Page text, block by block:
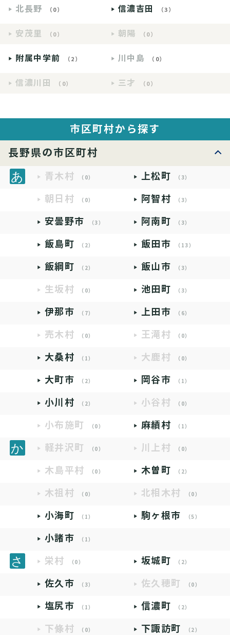
北長野 （0） 信濃吉田 （3）
安茂里 （0） 朝陽 （0）
附属中学前 （2） 川中島 （0）
信濃川田 （0） 三才 （0）
市区町村から探す
長野県の市区町村
青木村 （0） 上松町 （3）
朝日村 （0） 阿智村 （3）
安曇野市 （3） 阿南町 （3）
飯島町 （2） 飯田市 （13）
飯綱町 （2） 飯山市 （3）
生坂村 （0） 池田町 （3）
伊那市 （7） 上田市 （6）
売木村 （0） 王滝村 （0）
大桑村 （1） 大鹿村 （0）
大町市 （2） 岡谷市 （1）
小川村 （2） 小谷村 （0）
小布施町 （0） 麻績村 （1）
軽井沢町 （0） 川上村 （0）
木島平村 （0） 木曽町 （2）
木祖村 （0） 北相木村 （0）
小海町 （1） 駒ヶ根市 （5）
小諸市 （1）
栄村 （0） 坂城町 （2）
佐久市 （3） 佐久穂町 （0）
塩尻市 （1） 信濃町 （2）
下條村 （0） 下諏訪町 （2）